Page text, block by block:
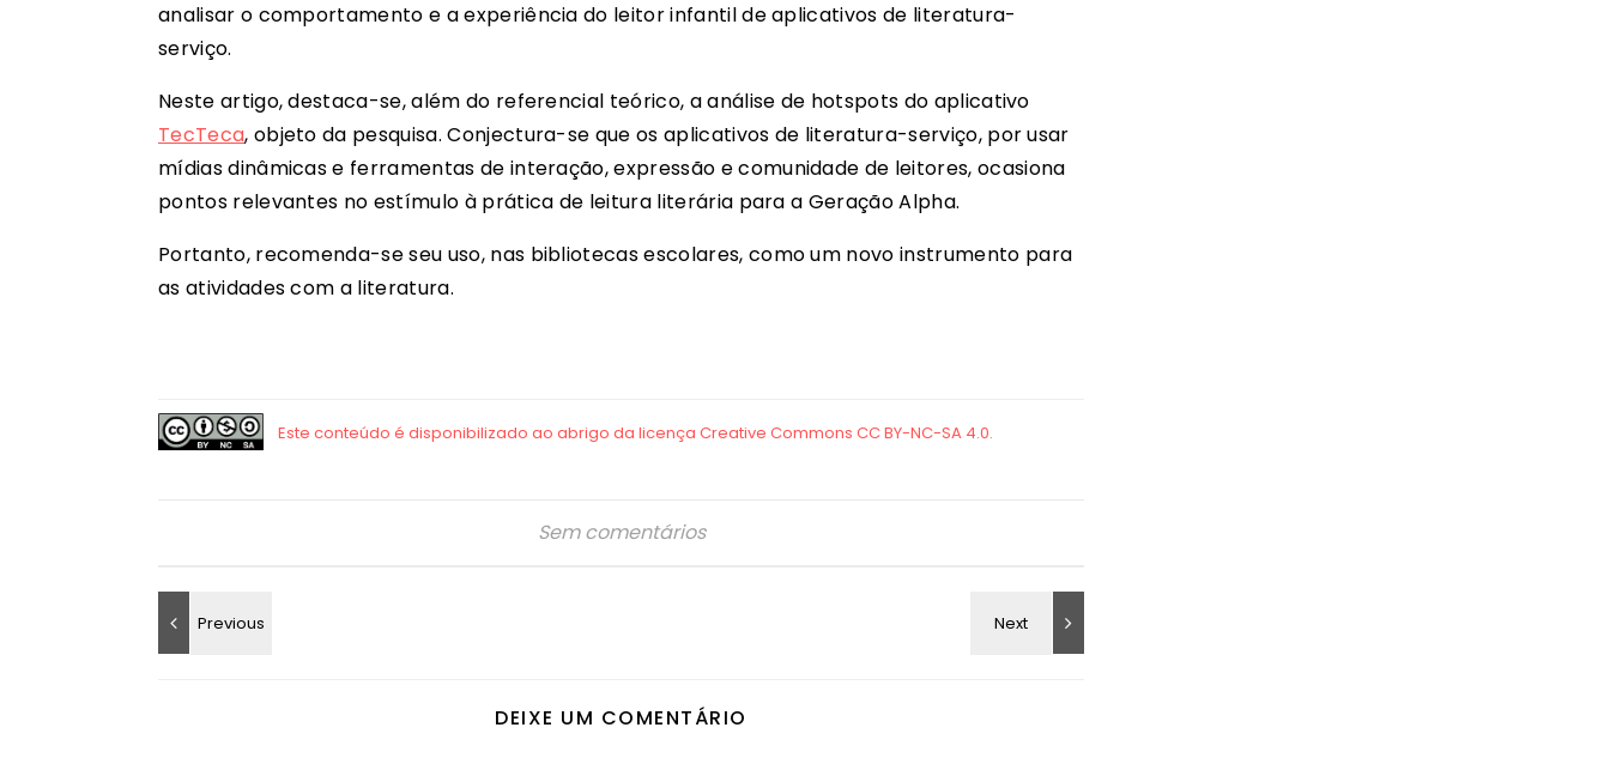
analisar o comportamento e a experiência do leitor infantil de aplicativos de literatura-
serviço.
Neste artigo, destaca-se, além do referencial teórico, a análise de hotspots do aplicativo
TecTeca, objeto da pesquisa. Conjectura-se que os aplicativos de literatura-serviço, por usar
mídias dinâmicas e ferramentas de interação, expressão e comunidade de leitores, ocasiona
pontos relevantes no estímulo à prática de leitura literária para a Geração Alpha.
Portanto, recomenda-se seu uso, nas bibliotecas escolares, como um novo instrumento para
as atividades com a literatura.
Sem comentários
DEIXE UM COMENTÁRIO